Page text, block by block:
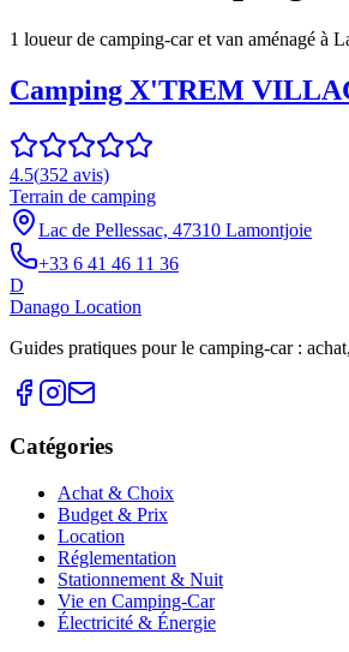
1 loueurde camping-car et van aménagé à
Camping X'TREM
4.5(352 avis)
Terrain de camping
Lac de Pellessac, 47310 Lamontjoie
+33 6 41 46 11 36
D
Danago Location
Guides pratiques pour le camping-car :
Catégories
Achat & Choix
Budget & Prix
Location
Réglementation
Stationnement & Nuit
Vie en Camping-Car
Électricité & Énergie